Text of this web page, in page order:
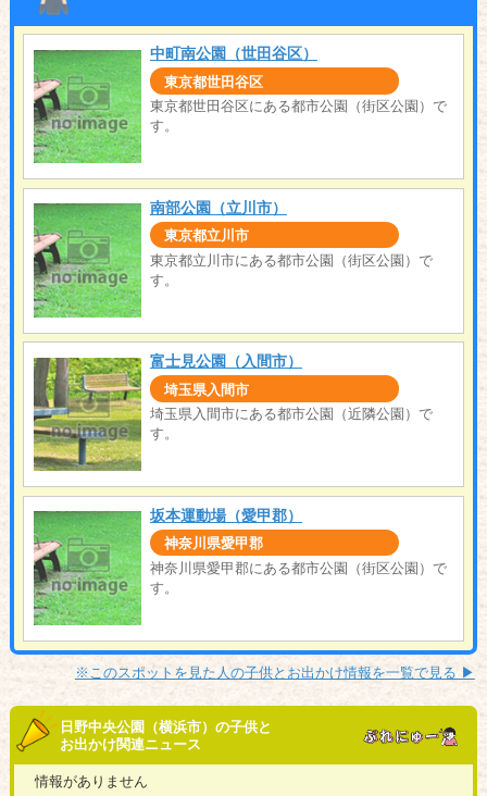
中町南公園（世田谷区）
東京都世田谷区
東京都世田谷区にある都市公園（街区公園）で
す。
南部公園（立川市）
東京都立川市
東京都立川市にある都市公園（街区公園）で
す。
富士見公園（入間市）
埼玉県入間市
埼玉県入間市にある都市公園（近隣公園）で
す。
坂本運動場（愛甲郡）
神奈川県愛甲郡
神奈川県愛甲郡にある都市公園（街区公園）で
す。
※このスポットを見た人の子供とお出かけ情報を一覧で見る ▶︎
日野中央公園（横浜市）の子供と
お出かけ関連ニュース
情報がありません